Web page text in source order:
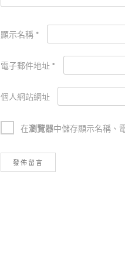
顯示名稱 *
電子郵件地址 *
個人網站網址
在瀏覽器中儲存顯示名稱、